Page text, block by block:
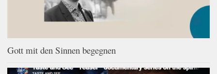
Gott mit den Sinnen begegnen